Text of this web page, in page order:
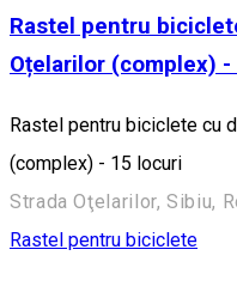
Rastel pentru
Oțelarilor (complex)
Rastel pentru biciclete cu
(complex) - 15 locuri
Strada Oţelarilor, Sibiu,
Rastel pentru biciclete